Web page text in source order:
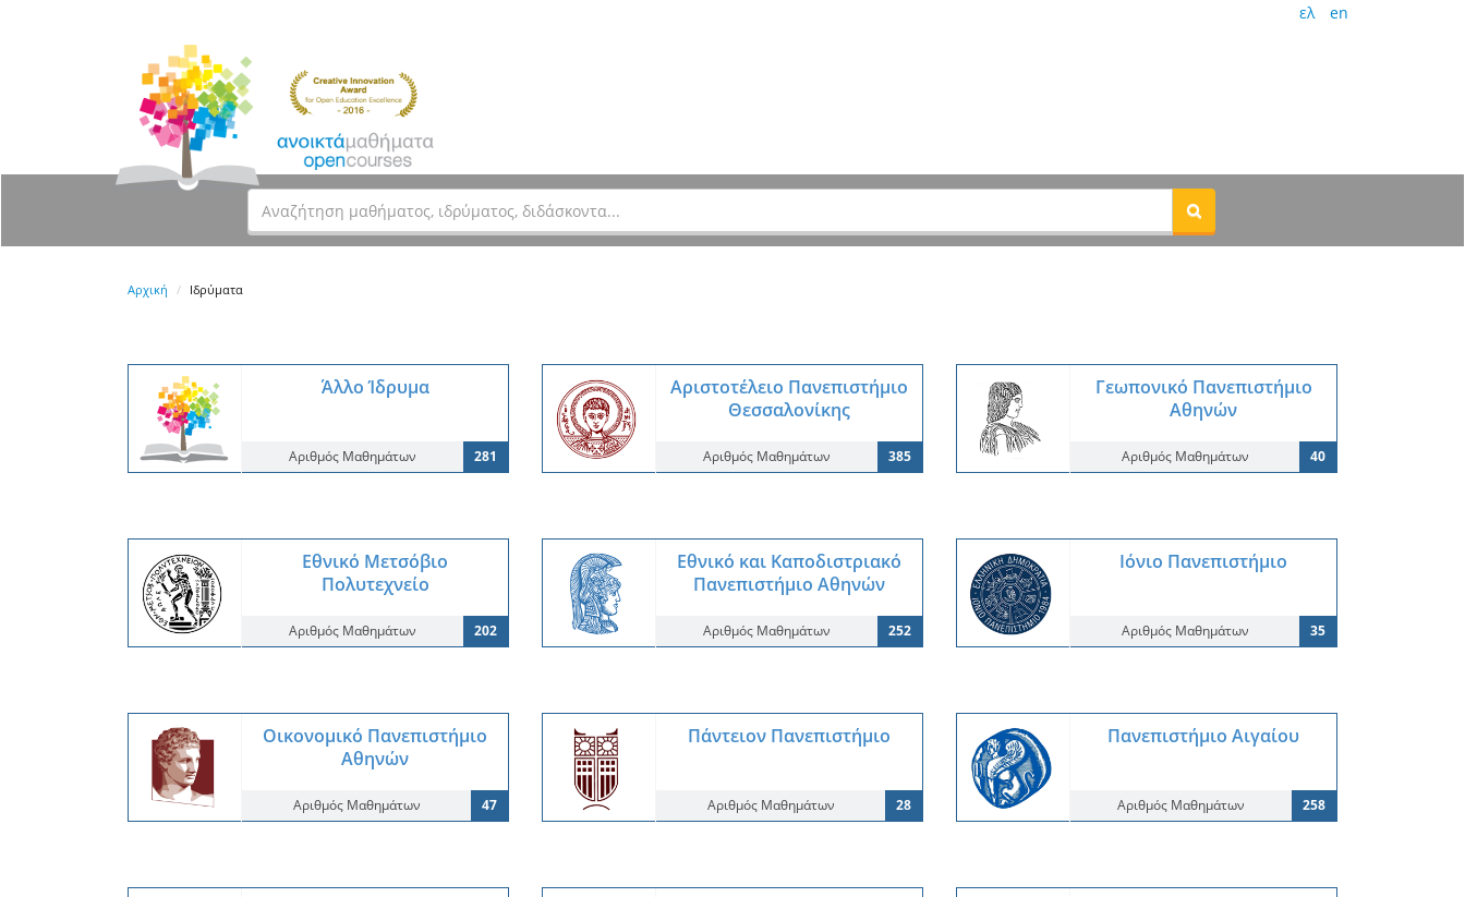
ελ en
Αρχική Ιδρύματα
Άλλο Ίδρυμα
Αριθμός Μαθημάτων 281
Αριστοτέλειο Πανεπιστήμιο
Θεσσαλονίκης
Αριθμός Μαθημάτων 385
Γεωπονικό Πανεπιστήμιο
Αθηνών
Αριθμός Μαθημάτων 40
Εθνικό Μετσόβιο
Πολυτεχνείο
Αριθμός Μαθημάτων 202
Εθνικό και Καποδιστριακό
Πανεπιστήμιο Αθηνών
Αριθμός Μαθημάτων 252
Ιόνιο Πανεπιστήμιο
Αριθμός Μαθημάτων 35
Οικονομικό Πανεπιστήμιο
Αθηνών
Αριθμός Μαθημάτων 47
Πάντειον Πανεπιστήμιο
Αριθμός Μαθημάτων 28
Πανεπιστήμιο Αιγαίου
Αριθμός Μαθημάτων 258